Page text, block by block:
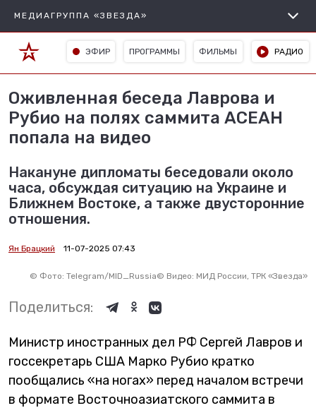
МЕДИАГРУППА «ЗВЕЗДА»
ЭФИР ПРОГРАММЫ ФИЛЬМЫ РАДИО
Оживленная беседа Лаврова и
Рубио на полях саммита АСЕАН
попала на видео
Накануне дипломаты беседовали около
часа, обсуждая ситуацию на Украине и
Ближнем Востоке, а также двусторонние
отношения.
Ян Брацкий 11-07-2025 07:43
© Фото: Telegram/MID_Russia© Видео: МИД России, ТРК «Звезда»
Поделиться:
Министр иностранных дел РФ Сергей Лавров и
госсекретарь США Марко Рубио кратко
пообщались «на ногах» перед началом встречи
в формате Восточноазиатского саммита в